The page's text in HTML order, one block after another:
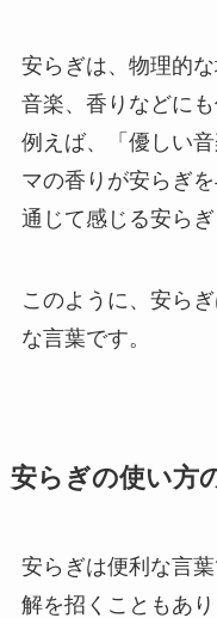
安らぎは、物理的
音楽、香りなどにも
例えば、「優しい
マの香りが安らぎ
通じて感じる安らぎ
このように、安ら
な言葉です。
安らぎの使い方
安らぎは便利な言
解を招くこともあり